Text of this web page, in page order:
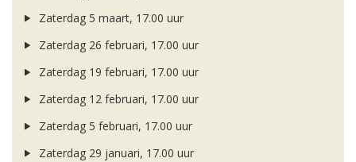
Zaterdag 5 maart, 17.00 uur
Zaterdag 26 februari, 17.00 uur
Zaterdag 19 februari, 17.00 uur
Zaterdag 12 februari, 17.00 uur
Zaterdag 5 februari, 17.00 uur
Zaterdag 29 januari, 17.00 uur